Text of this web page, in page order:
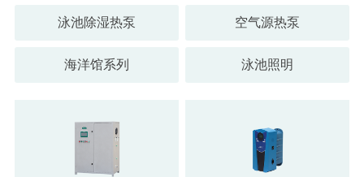
泳池除湿热泵 空气源热泵
海洋馆系列 泳池照明